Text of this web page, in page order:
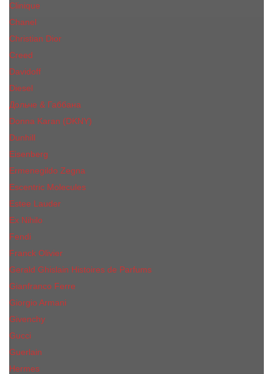
Сliniquе
Chanel
Christian Dior
Creed
Davidoff
Diesel
Дольче & Габбана
Donna Karan (DKNY)
Dunhill
Eisenberg
Ermenegildo Zegna
Escentric Molecules
Еsteе Lаudеr
Ex Nihilo
Fendi
Franck Olivier
Gerald Ghislain Histoires de Parfums
Gianfranco Ferre
Giorgio Armani
Givenchy
Gucci
Guerlain
Hermes